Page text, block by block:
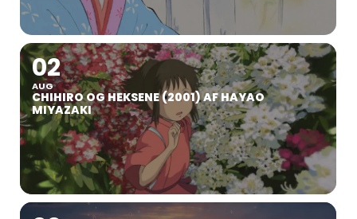
02
AUG
CHIHIRO OG HEKSENE (2001) AF HAYAO
MIYAZAKI